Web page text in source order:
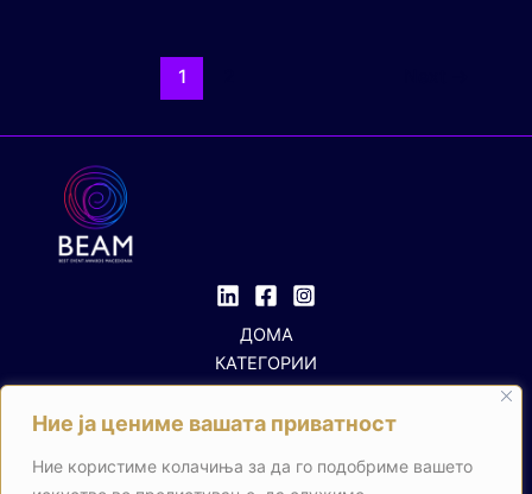
Ние ја цениме вашата приватност
Ние користиме колачиња за да го подобриме вашето
1
ДОМА
КАТЕГОРИИ
ПРАВИЛНИК
ЖИРИ
Search
Search Button